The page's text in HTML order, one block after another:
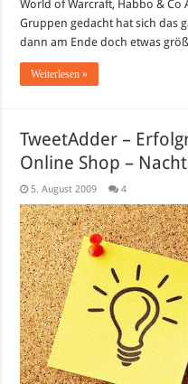
World of Warcraft, Habbo & Co
Gruppen gedacht hat sich das
dann am Ende doch etwas
Weiterlesen »
TweetAdder –
Online Shop –
5. August 2009 4